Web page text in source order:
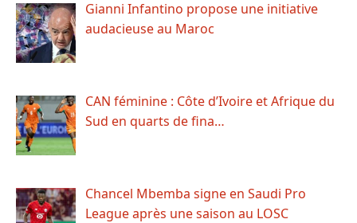
Gianni Infantino propose une initiative
audacieuse au Maroc
CAN féminine : Côte d’Ivoire et Afrique du
Sud en quarts de fina…
Chancel Mbemba signe en Saudi Pro
League après une saison au LOSC